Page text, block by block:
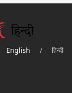
English / हिन्दी